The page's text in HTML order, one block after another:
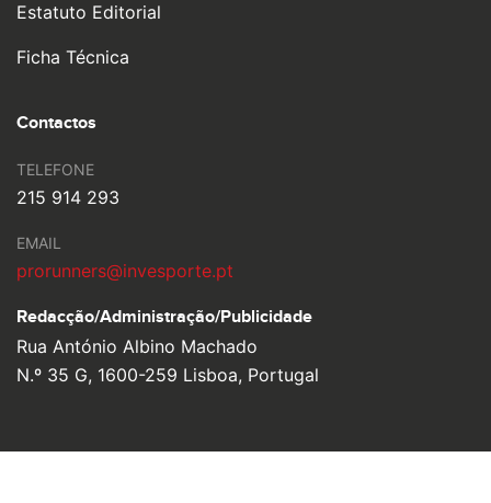
Estatuto Editorial
Ficha Técnica
Contactos
TELEFONE
215 914 293
EMAIL
prorunners@invesporte.pt
Redacção/Administração/Publicidade
Rua António Albino Machado
N.º 35 G, 1600-259 Lisboa, Portugal